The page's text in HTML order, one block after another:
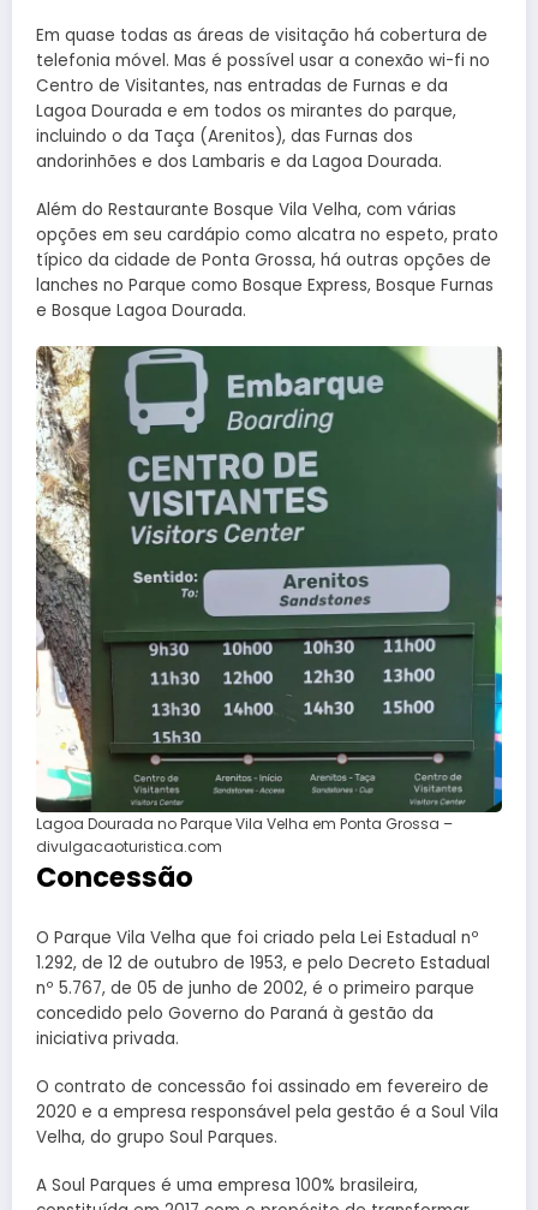
Em quase todas as áreas de visitação há cobertura de
telefonia móvel. Mas é possível usar a conexão wi-fi no
Centro de Visitantes, nas entradas de Furnas e da
Lagoa Dourada e em todos os mirantes do parque,
incluindo o da Taça (Arenitos), das Furnas dos
andorinhões e dos Lambaris e da Lagoa Dourada.
Além do Restaurante Bosque Vila Velha, com várias
opções em seu cardápio como alcatra no espeto, prato
típico da cidade de Ponta Grossa, há outras opções de
lanches no Parque como Bosque Express, Bosque Furnas
e Bosque Lagoa Dourada.
Lagoa Dourada no Parque Vila Velha em Ponta Grossa –
divulgacaoturistica.com
Concessão
O Parque Vila Velha que foi criado pela Lei Estadual nº
1.292, de 12 de outubro de 1953, e pelo Decreto Estadual
nº 5.767, de 05 de junho de 2002, é o primeiro parque
concedido pelo Governo do Paraná à gestão da
iniciativa privada.
O contrato de concessão foi assinado em fevereiro de
2020 e a empresa responsável pela gestão é a Soul Vila
Velha, do grupo Soul Parques.
A Soul Parques é uma empresa 100% brasileira,